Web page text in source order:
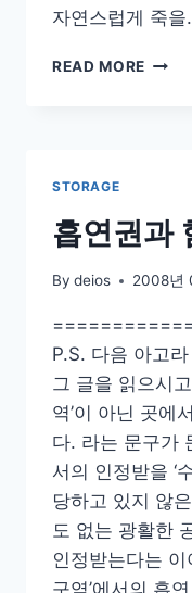
자연스럽게 죽
READ MORE
적
인
택,
엄
사
STORAGE
흡연권과
By deios 2008년
P.S. 다음 아고
그 글을 읽으시
역’이 아닌 곳에
다. 라는 문구가
서의 인정받을 ‘
당하고 있지 않
도 없는 광활한
인정받는다는 이